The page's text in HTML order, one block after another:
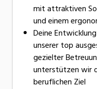
mit attraktiven
und einem
Deine
unserer top
gezielter
unterstützen wir
beruflichen Ziel